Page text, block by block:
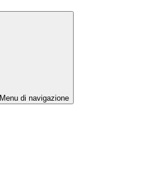
Menu di navigazione